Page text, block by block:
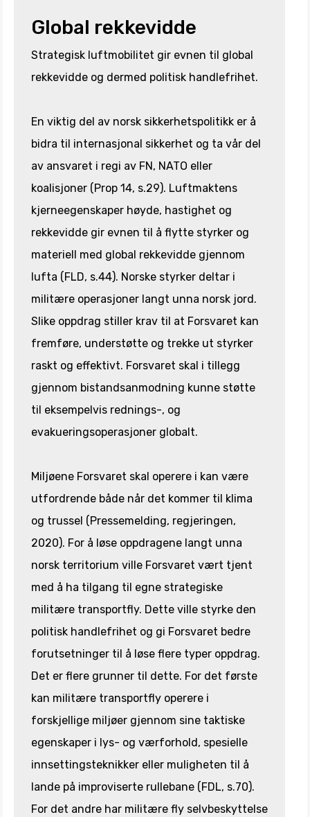
Global rekkevidde
Strategisk luftmobilitet gir evnen til global
rekkevidde og dermed politisk handlefrihet.
En viktig del av norsk sikkerhetspolitikk er å
bidra til internasjonal sikkerhet og ta vår del
av ansvaret i regi av FN, NATO eller
koalisjoner (Prop 14, s.29). Luftmaktens
kjerneegenskaper høyde, hastighet og
rekkevidde gir evnen til å flytte styrker og
materiell med global rekkevidde gjennom
lufta (FLD, s.44). Norske styrker deltar i
militære operasjoner langt unna norsk jord.
Slike oppdrag stiller krav til at Forsvaret kan
fremføre, understøtte og trekke ut styrker
raskt og effektivt. Forsvaret skal i tillegg
gjennom bistandsanmodning kunne støtte
til eksempelvis rednings-, og
evakueringsoperasjoner globalt.
Miljøene Forsvaret skal operere i kan være
utfordrende både når det kommer til klima
og trussel (Pressemelding, regjeringen,
2020). For å løse oppdragene langt unna
norsk territorium ville Forsvaret vært tjent
med å ha tilgang til egne strategiske
militære transportfly. Dette ville styrke den
politisk handlefrihet og gi Forsvaret bedre
forutsetninger til å løse flere typer oppdrag.
Det er flere grunner til dette. For det første
kan militære transportfly operere i
forskjellige miljøer gjennom sine taktiske
egenskaper i lys- og værforhold, spesielle
innsettingsteknikker eller muligheten til å
lande på improviserte rullebane (FDL, s.70).
For det andre har militære fly selvbeskyttelse